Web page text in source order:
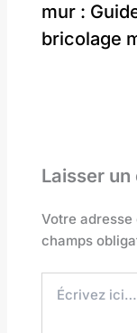
mur :
bricolage
Laisser
Votre
champs
ici…